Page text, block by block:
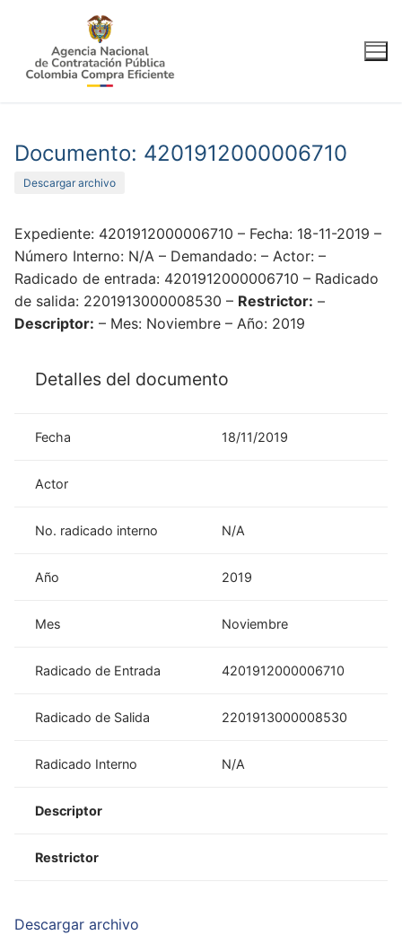
contenido
Documento: 4201912000006710
Descargar archivo
Expediente: 4201912000006710 – Fecha: 18-11-2019 –
Número Interno: N/A – Demandado: – Actor: –
Radicado de entrada: 4201912000006710 – Radicado
de salida: 2201913000008530 – Restrictor: –
Descriptor: – Mes: Noviembre – Año: 2019
Detalles del documento
Fecha 18/11/2019
Actor
No. radicado interno N/A
Año 2019
Mes Noviembre
Radicado de Entrada 4201912000006710
Radicado de Salida 2201913000008530
Radicado Interno N/A
Descriptor
Restrictor
Descargar archivo